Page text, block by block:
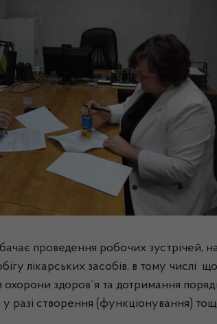
проведення робочих зустрічей,
лікарських засобів, в тому числі
здоров`я та дотримання
у разі створення (функціонування)